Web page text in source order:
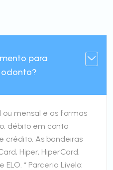
para
ou mensal e as formas
débito em conta
crédito. As bandeiras
Hiper, HiperCard,
* Parceria Livelo: